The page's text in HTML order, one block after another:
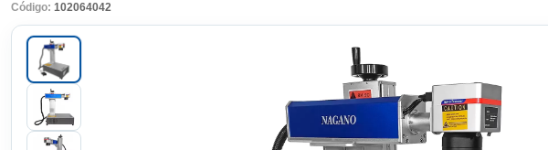
Código: 102064042